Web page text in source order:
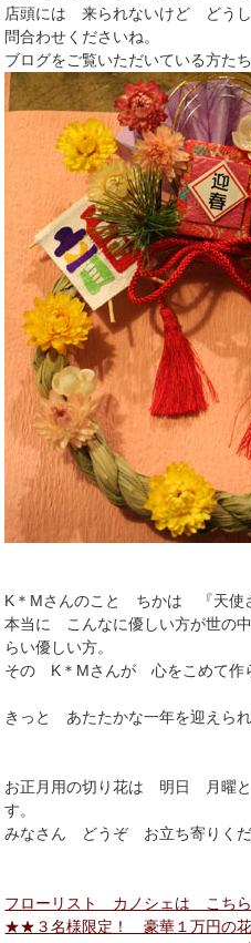
店頭には 来られないけど ど
問合わせくださいね。
ブログをご覧いただいている方た
K＊Mさんのこと ちかは 『天使
本当に こんなに優しい方が世の
らい優しい方。
その K＊Mさんが 心をこめて作
きっと あたたかな一年を迎えら
お正月用の切り花は 明日 月曜
す。
みなさん どうぞ お立ち寄りくだ
フローリスト カノシェは こち
★★３名様限定！ 豪華１万円の